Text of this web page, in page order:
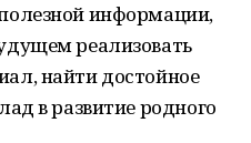
информации,
реализовать
найти достойное
в развитие родного